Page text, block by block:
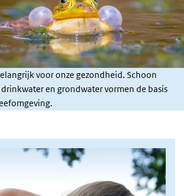
voor onze gezondheid. Schoon
en grondwater vormen de basis
drinkwater